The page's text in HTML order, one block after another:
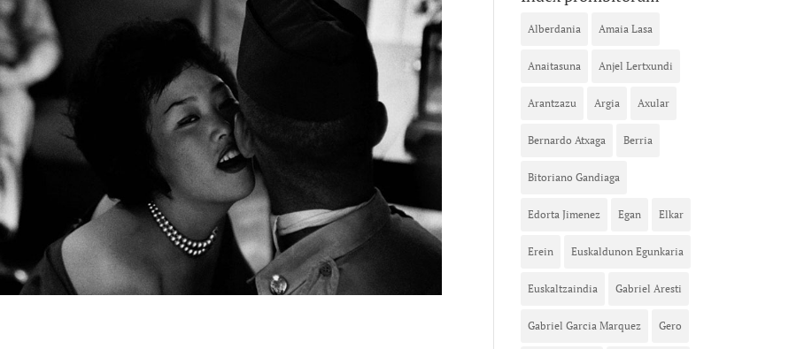
Alberdania Amaia Lasa
Anaitasuna Anjel Lertxundi
Arantzazu Argia Axular
Bernardo Atxaga Berria
Bitoriano Gandiaga
Edorta Jimenez Egan Elkar
Erein Euskaldunon Egunkaria
Euskaltzaindia Gabriel Aresti
Gabriel Garcia Marquez Gero